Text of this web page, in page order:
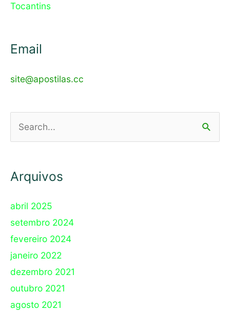
Tocantins
Email
site@apostilas.cc
Arquivos
abril 2025
setembro 2024
fevereiro 2024
janeiro 2022
dezembro 2021
outubro 2021
agosto 2021